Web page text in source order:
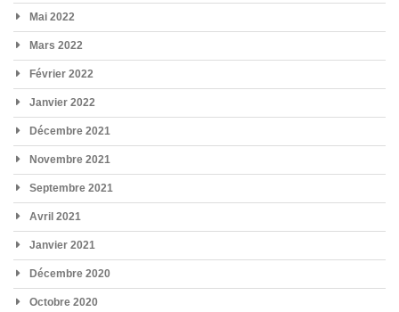
Mai 2022
Mars 2022
Février 2022
Janvier 2022
Décembre 2021
Novembre 2021
Septembre 2021
Avril 2021
Janvier 2021
Décembre 2020
Octobre 2020